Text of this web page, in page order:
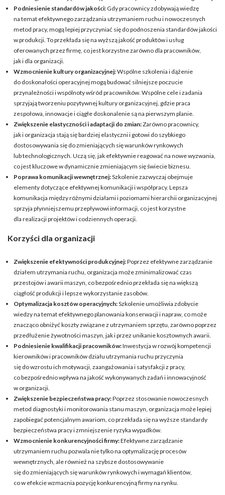
Podniesienie standardów jakości: Gdy pracownicy zdobywają wiedzę
na temat efektywnego zarządzania utrzymaniem ruchu i nowoczesnych
metod pracy, mogą lepiej przyczyniać się do podnoszenia standardów jakości
w produkcji. To przekłada się na wyższą jakość produktów i usług
oferowanych przez firmę, co jest korzystne zarówno dla pracowników,
jak i dla organizacji.
Wzmocnienie kultury organizacyjnej:Wspólne szkolenia i dążenie
do doskonałości operacyjnej mogą budować silniejsze poczucie
przynależności i wspólnoty wśród pracowników. Wspólne cele i zadania
sprzyjają tworzeniu pozytywnej kultury organizacyjnej, gdzie praca
zespołowa, innowacje i ciągłe doskonalenie są na pierwszym planie.
Zwiększenie elastyczności i adaptacji do zmian:Zarówno pracownicy,
jak i organizacja stają się bardziej elastyczni i gotowi do szybkiego
dostosowywania się do zmieniających się warunków rynkowych
lub technologicznych. Uczą się, jak efektywnie reagować na nowe wyzwania,
co jest kluczowe w dynamicznie zmieniającym się świecie biznesu.
Poprawa komunikacji wewnętrznej:Szkolenie zazwyczaj obejmuje
elementy dotyczące efektywnej komunikacji i współpracy. Lepsza
komunikacja między różnymi działami i poziomami hierarchii organizacyjnej
sprzyja płynniejszemu przepływowi informacji, co jest korzystne
dla realizacji projektów i codziennych operacji.
Korzyści dla organizacji
Zwiększenie efektywności produkcyjnej:Poprzez efektywne zarządzanie
działem utrzymania ruchu, organizacja może zminimalizować czas
przestojów i awarii maszyn, co bezpośrednio przekłada się na większą
ciągłość produkcji i lepsze wykorzystanie zasobów.
Optymalizacja kosztów operacyjnych:Szkolenie umożliwia zdobycie
wiedzy na temat efektywnego planowania konserwacji i napraw, co może
znacząco obniżyć koszty związane z utrzymaniem sprzętu, zarówno poprzez
przedłużenie żywotności maszyn, jak i przez unikanie kosztownych awarii.
Podniesienie kwalifikacji pracowników:Inwestycja w rozwój kompetencji
kierowników i pracowników działu utrzymania ruchu przyczynia
się do wzrostu ich motywacji, zaangażowania i satysfakcji z pracy,
co bezpośrednio wpływa na jakość wykonywanych zadań i innowacyjność
w organizacji.
Zwiększenie bezpieczeństwa pracy:Poprzez stosowanie nowoczesnych
metod diagnostyki i monitorowania stanu maszyn, organizacja może lepiej
zapobiegać potencjalnym awariom, co przekłada się na wyższe standardy
bezpieczeństwa pracy i zmniejszenie ryzyka wypadków.
Wzmocnienie konkurencyjności firmy:Efektywne zarządzanie
utrzymaniem ruchu pozwala nie tylko na optymalizację procesów
wewnętrznych, ale również na szybsze dostosowywanie
się do zmieniających się warunków rynkowych i wymagań klientów,
co w efekcie wzmacnia pozycję konkurencyjną firmy na rynku.